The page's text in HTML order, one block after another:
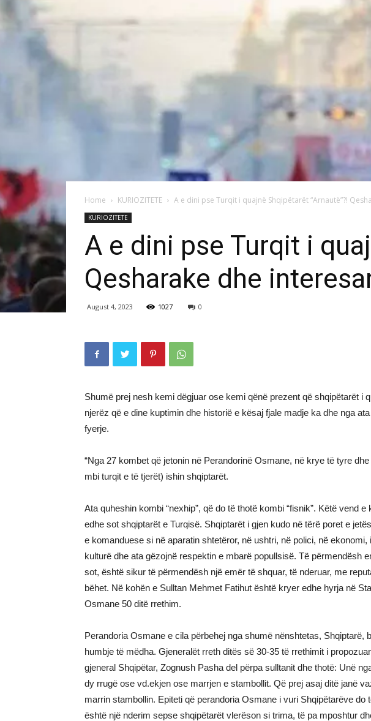
Home KURIOZITETE A e dini pse Turqit i quajnë Shqipëtarët “Arnautë”?!
KURIOZITETE
A e dini pse Turqit i
Qesharake dhe
August 4, 2023 1027 0
Shumë prej nesh kemi dëgjuar ose kemi qënë prezent që shqipëtarët i
njerëz që e dine kuptimin dhe historië e kësaj fjale madje ka dhe nga
fyerje.
“Nga 27 kombet që jetonin në Perandorinë Osmane, në krye të tyre
mbi turqit e të tjerët) ishin shqiptarët.
Ata quheshin kombi “nexhip”, që do të thotë kombi “fisnik”. Këtë vend
edhe sot shqiptarët e Turqisë. Shqiptarët i gjen kudo në tërë poret e
e komanduese si në aparatin shtetëror, në ushtri, në polici, në
kulturë dhe ata gëzojnë respektin e mbarë popullsisë. Të përmendësh
sot, është sikur të përmendësh një emër të shquar, të nderuar, me
bëhet. Në kohën e Sulltan Mehmet Fatihut është kryer edhe hyrja në
Osmane 50 ditë rrethim.
Perandoria Osmane e cila përbehej nga shumë nënshtetas, Shqiptarë,
humbje të mëdha. Gjeneralët rreth ditës së 30-35 të rrethimit i
gjeneral Shqipëtar, Zognush Pasha del përpa sulltanit dhe thotë: Unë
dy rrugë ose vd.ekjen ose marrjen e stambollit. Që prej asaj ditë janë
marrin stambollin. Epiteti që perandoria Osmane i vuri Shqipëtarëve
është një nderim sepse shqipëtarët vlerëson si trima, të pa mposhtur